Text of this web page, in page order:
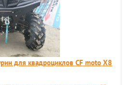
для квадроциклов CF moto X8